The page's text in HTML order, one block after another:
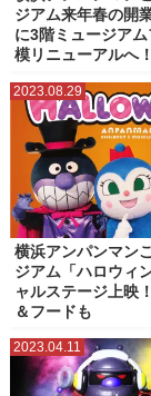
横浜ベイブリッジス
横浜ランドマークタワ
横浜美術館 横浜赤
臨港パーク 象の鼻
ジアム来年春の開
に3階ミュージア
模リニューアルへ！
2023.08.29
横浜アンパンマン
ジアム「ハロウィ
ャルステージ上映
＆フードも
2023.04.11